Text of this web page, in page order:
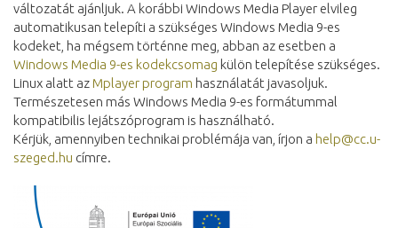
változatát ajánljuk. A korábbi Windows Media Player elvileg
automatikusan telepíti a szükséges Windows Media 9-es
kodeket, ha mégsem történne meg, abban az esetben a
Windows Media 9-es kodekcsomag külön telepítése szükséges.
Linux alatt azMplayer program használatát javasoljuk.
Természetesen más Windows Media 9-es formátummal
kompatibilis lejátszóprogram is használható.
Kérjük, amennyiben technikai problémája van, írjon a help@cc.u-
szeged.hu címre.